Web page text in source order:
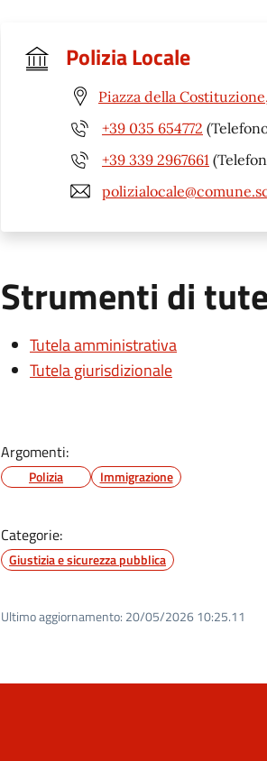
Polizia Locale
Piazza della
+39 035 654772
+39 339 2967661
Strumenti di
Tutela amministrativa
Tutela giurisdizionale
Argomenti:
Polizia Immigrazione
Categorie:
Giustizia e sicurezza pubblica
Ultimo aggiornamento: 20/05/2026 10:25.11